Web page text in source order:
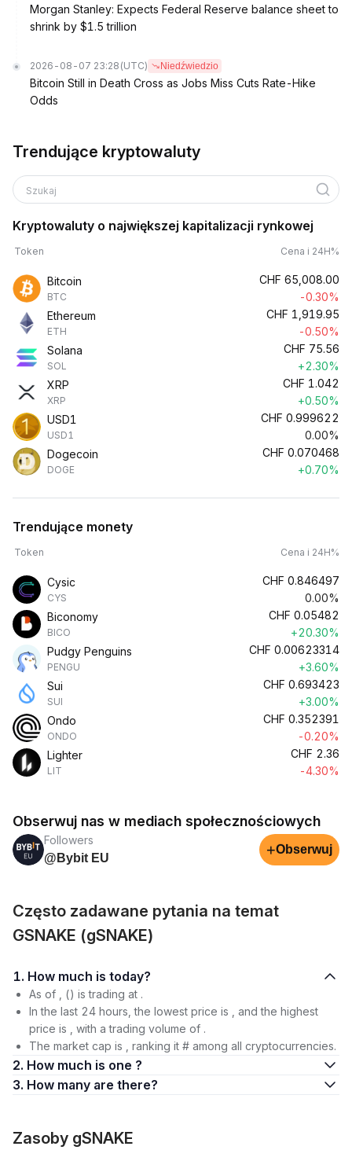
Morgan Stanley: Expects Federal Reserve balance sheet to
shrink by $1.5 trillion
2026-08-07 23:28 (UTC) Niedźwiedzio
Bitcoin Still in Death Cross as Jobs Miss Cuts Rate-Hike
Odds
Trendujące kryptowaluty
Szukaj
Kryptowaluty o największej kapitalizacji rynkowej
Token Cena i 24H%
Bitcoin
BTC
CHF 65,008.00
-0.30%
Ethereum
ETH
CHF 1,919.95
-0.50%
Solana
SOL
CHF 75.56
+2.30%
XRP
XRP
CHF 1.042
+0.50%
USD1
USD1
CHF 0.999622
0.00%
Dogecoin
DOGE
CHF 0.070468
+0.70%
Trendujące monety
Token Cena i 24H%
Cysic
CYS
CHF 0.846497
0.00%
Biconomy
BICO
CHF 0.05482
+20.30%
Pudgy Penguins
PENGU
CHF 0.00623314
+3.60%
Sui
SUI
CHF 0.693423
+3.00%
Ondo
ONDO
CHF 0.352391
-0.20%
Lighter
LIT
CHF 2.36
-4.30%
Obserwuj nas w mediach społecznościowych
Followers
@Bybit EU
+Obserwuj
Często zadawane pytania na temat
GSNAKE (gSNAKE)
1. How much is today?
As of , () is trading at .
In the last 24 hours, the lowest price is , and the highest
price is , with a trading volume of .
The market cap is , ranking it # among all cryptocurrencies.
2. How much is one ?
3. How many are there?
Zasoby gSNAKE